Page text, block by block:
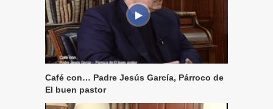
Café con… Padre Jesús García, Párroco de
El buen pastor